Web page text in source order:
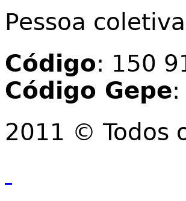
Pessoa
Código: 150
Código Gepe
2011 © Todos